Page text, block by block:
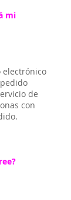
mi
electrónico
de
con